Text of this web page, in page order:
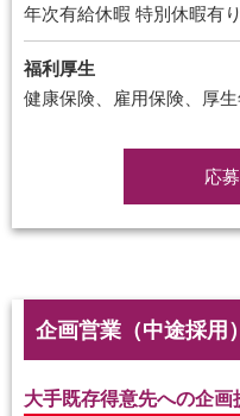
年次有給休暇 特別休暇有
福利厚生
健康保険、雇用保険、厚
応
企画営業（中途採用）
大手既存得意先への企